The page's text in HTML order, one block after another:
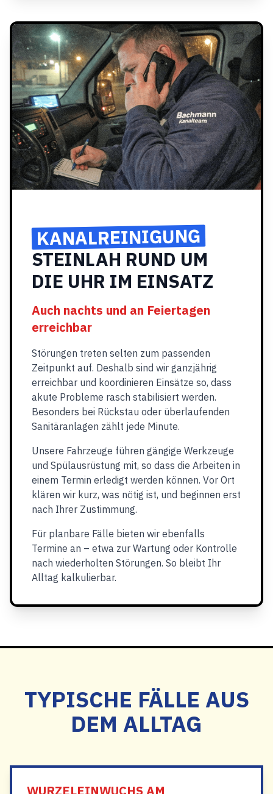
KANALREINIGUNG
STEINLAH RUND UM
DIE UHR IM EINSATZ
Auch nachts und an Feiertagen
erreichbar
Störungen treten selten zum passenden
Zeitpunkt auf. Deshalb sind wir ganzjährig
erreichbar und koordinieren Einsätze so, dass
akute Probleme rasch stabilisiert werden.
Besonders bei Rückstau oder überlaufenden
Sanitäranlagen zählt jede Minute.
Unsere Fahrzeuge führen gängige Werkzeuge
und Spülausrüstung mit, so dass die Arbeiten in
einem Termin erledigt werden können. Vor Ort
klären wir kurz, was nötig ist, und beginnen erst
nach Ihrer Zustimmung.
Für planbare Fälle bieten wir ebenfalls
Termine an – etwa zur Wartung oder Kontrolle
nach wiederholten Störungen. So bleibt Ihr
Alltag kalkulierbar.
TYPISCHE FÄLLE AUS
DEM ALLTAG
WURZELEINWUCHS AM